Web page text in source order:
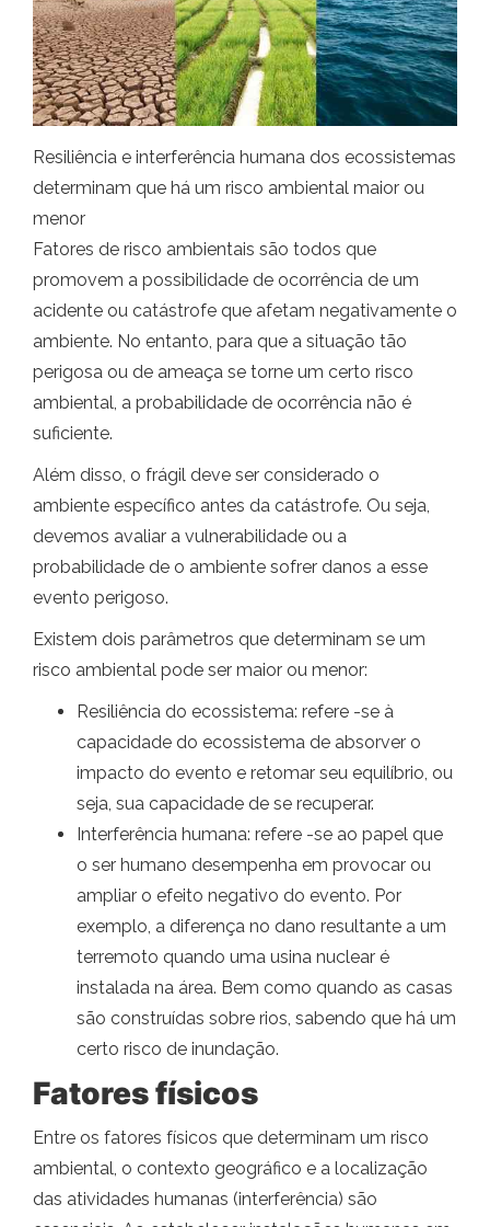
Resiliência e interferência humana dos ecossistemas
determinam que há um risco ambiental maior ou
menor
Fatores de risco ambientais são todos que
promovem a possibilidade de ocorrência de um
acidente ou catástrofe que afetam negativamente o
ambiente. No entanto, para que a situação tão
perigosa ou de ameaça se torne um certo risco
ambiental, a probabilidade de ocorrência não é
suficiente.
Além disso, o frágil deve ser considerado o
ambiente específico antes da catástrofe. Ou seja,
devemos avaliar a vulnerabilidade ou a
probabilidade de o ambiente sofrer danos a esse
evento perigoso.
Existem dois parâmetros que determinam se um
risco ambiental pode ser maior ou menor:
Resiliência do ecossistema: refere -se à
capacidade do ecossistema de absorver o
impacto do evento e retomar seu equilíbrio, ou
seja, sua capacidade de se recuperar.
Interferência humana: refere -se ao papel que
o ser humano desempenha em provocar ou
ampliar o efeito negativo do evento. Por
exemplo, a diferença no dano resultante a um
terremoto quando uma usina nuclear é
instalada na área. Bem como quando as casas
são construídas sobre rios, sabendo que há um
certo risco de inundação.
Fatores físicos
Entre os fatores físicos que determinam um risco
ambiental, o contexto geográfico e a localização
das atividades humanas (interferência) são